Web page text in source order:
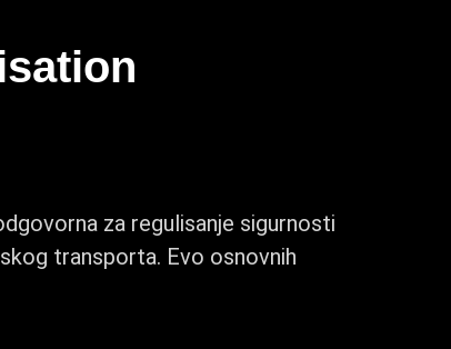
za regulisanje sigurnosti
transporta. Evo osnovnih